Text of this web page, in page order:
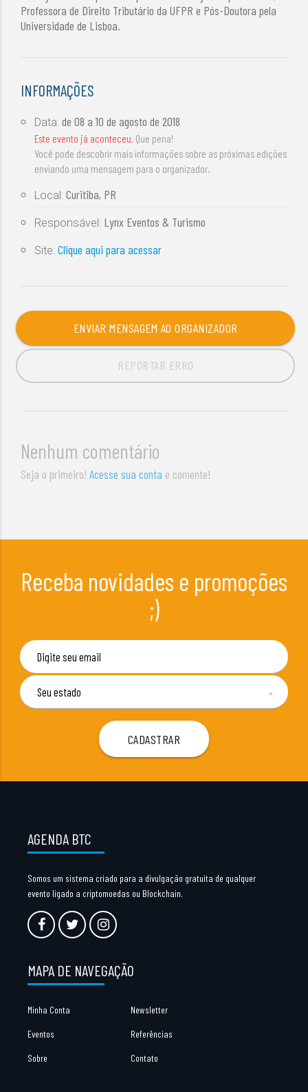
Professora de Direito Tributário da UFPR e Pós-Doutora pela
Universidade de Lisboa.
INFORMAÇÕES
Data:de08 a 10 de agosto de 2018
Este evento já aconteceu. Que pena!
Você pode descobrir mais informações sobre as próximas edições
enviando uma mensagem para o organizador.
Local:Curitiba, PR
Responsável: Lynx Eventos & Turismo
Site:Clique aqui para acessar
ENVIAR MENSAGEM AO ORGANIZADOR
REPORTAR ERRO
Nenhum comentário
Seja o primeiro!Acesse sua conta e comente!
Receba novidades e promoções
;)
▼
AGENDA BTC
Somos um sistema criado para a divulgação gratuita de qualquer
evento ligado a criptomoedas ou Blockchain.
MAPA DE NAVEGAÇÃO
Minha Conta Newsletter
Eventos Referências
Sobre Contato